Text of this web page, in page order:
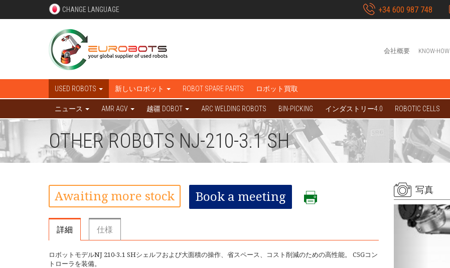
CHANGE LANGUAGE +34 600 987 748
会社概要 KNOW-HOW
USED ROBOTS 新しいロボット ROBOT SPARE PARTS ロボット買取
ニュース AMR AGV 越疆 DOBOT ARC WELDING ROBOTS BIN-PICKING インダストリー4.0 ROBOTIC CELLS
OTHER ROBOTS NJ-210-3.1 SH
Awaiting more stock Book a meeting
詳細 仕様
ロボットモデルNJ 210-3.1 SHシェルフおよび大面積の操作、省スペース、コスト削減のための高性能。 C5Gコン
トローラを装備。
写真